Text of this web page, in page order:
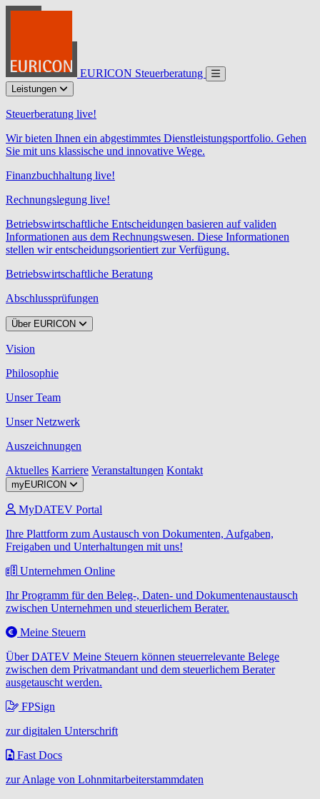
EURICON Steuerberatung
Leistungen
Steuerberatung live!
Wir bieten Ihnen ein abgestimmtes Dienstleistungsportfolio. Gehen
Sie mit uns klassische und innovative Wege.
Finanzbuchhaltung live!
Rechnungslegung live!
Betriebswirtschaftliche Entscheidungen basieren auf validen
Informationen aus dem Rechnungswesen. Diese Informationen
stellen wir entscheidungsorientiert zur Verfügung.
Betriebswirtschaftliche Beratung
Abschlussprüfungen
Über EURICON
Vision
Philosophie
Unser Team
Unser Netzwerk
Auszeichnungen
Aktuelles Karriere Veranstaltungen Kontakt
myEURICON
MyDATEV Portal
Ihre Plattform zum Austausch von Dokumenten, Aufgaben,
Freigaben und Unterhaltungen mit uns!
Unternehmen Online
Ihr Programm für den Beleg-, Daten- und Dokumentenaustausch
zwischen Unternehmen und steuerlichem Berater.
Meine Steuern
Über DATEV Meine Steuern können steuerrelevante Belege
zwischen dem Privatmandant und dem steuerlichem Berater
ausgetauscht werden.
FPSign
zur digitalen Unterschrift
Fast Docs
zur Anlage von Lohnmitarbeiterstammdaten